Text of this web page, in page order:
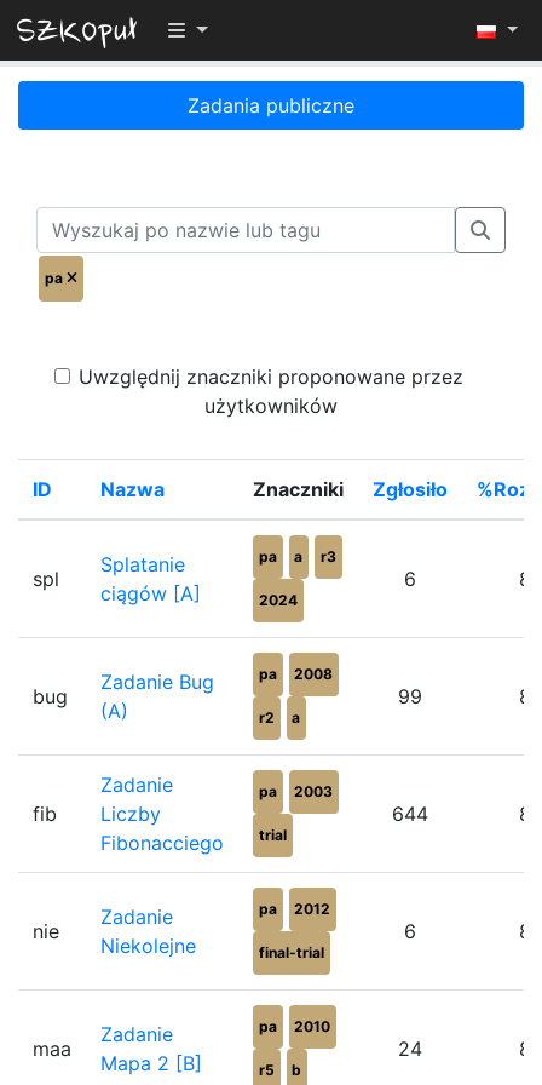
Przełącz widoczność menu
Zadania publiczne
pa
Uwzględnij znaczniki proponowane przez
użytkowników
ID Nazwa Znaczniki Zgłosiło
spl
Splatanie
ciągów [A]
pa a r3
2024
6
bug
Zadanie Bug
(A)
pa 2008
r2 a
99
fib
Zadanie
Liczby
Fibonacciego
pa 2003
trial
644
nie
Zadanie
Niekolejne
pa 2012
final-trial
6
maa
Zadanie
Mapa 2 [B]
pa 2010
r5 b
24